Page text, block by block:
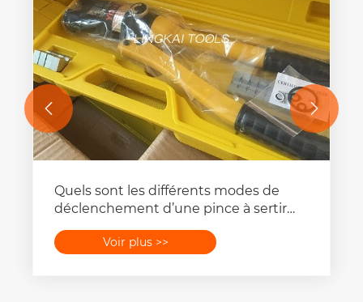
Quels sont les différents modes de
déclenchement d’une pince à sertir
Voir plus >>
 